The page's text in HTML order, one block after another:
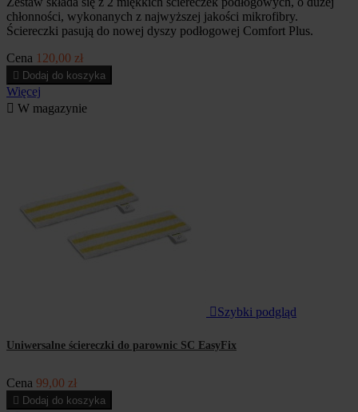
chłonności, wykonanych z najwyższej jakości mikrofibry.
Ściereczki pasują do nowej dyszy podłogowej Comfort Plus.
Cena 120,00 zł
 Dodaj do koszyka
Więcej
 W magazynie
 Szybki podgląd
Uniwersalne ściereczki do parownic SC EasyFix
Cena 99,00 zł
 Dodaj do koszyka